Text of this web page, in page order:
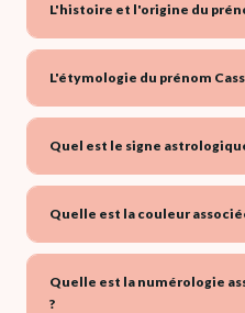
L'histoire et l'origine du
L'étymologie du prénom
Quel est le signe
Quelle est la couleur
Quelle est la numérologie
?